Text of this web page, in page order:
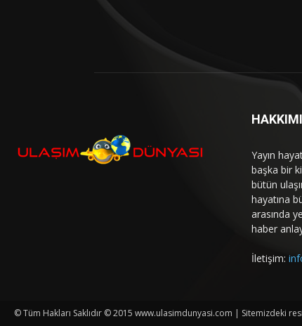
Yayın
başka bir
bütün
hayatına
arasında
haber
İletişim:
© Tüm Hakları Saklıdır © 2015 www.ulasimdunyasi.com | Sitemizdeki